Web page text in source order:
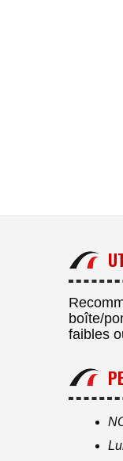
boîte/
faibles